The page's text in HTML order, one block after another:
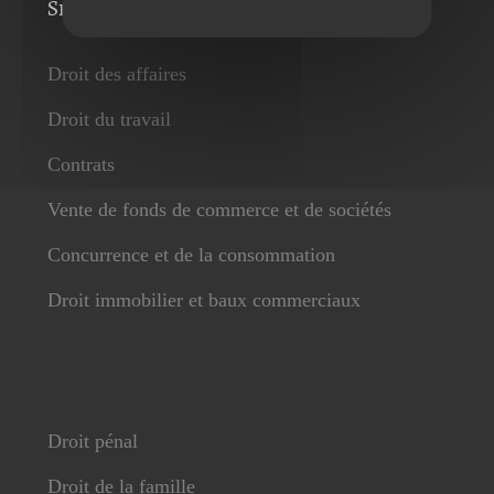
Services
Droit des affaires
Droit du travail
Contrats
Vente de fonds de commerce et de sociétés
Concurrence et de la consommation
Droit immobilier et baux commerciaux
Droit pénal
Droit de la famille